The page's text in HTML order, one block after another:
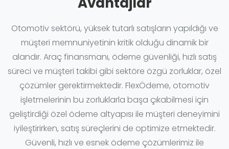
Otomotiv sektörü, yüksek tutarlı satışların yapıldığı ve
müşteri memnuniyetinin kritik olduğu dinamik bir
alandır. Araç finansmanı, ödeme güvenliği, hızlı satış
süreci ve müşteri takibi gibi sektöre özgü zorluklar, özel
çözümler gerektirmektedir. FlexÖdeme, otomotiv
işletmelerinin bu zorluklarla başa çıkabilmesi için
geliştirdiği özel ödeme altyapısı ile müşteri deneyimini
iyileştirirken, satış süreçlerini de optimize etmektedir.
Güvenli, hızlı ve esnek ödeme çözümlerimiz ile